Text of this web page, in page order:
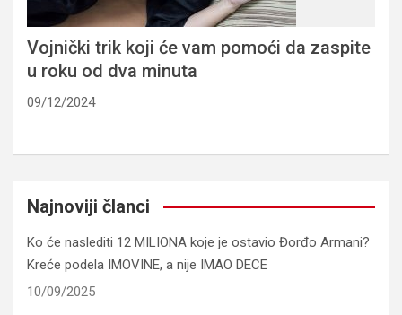
Vojnički trik koji će vam pomoći da zaspite
u roku od dva minuta
09/12/2024
Najnoviji članci
Ko će naslediti 12 MILIONA koje je ostavio Đorđo Armani?
Kreće podela IMOVINE, a nije IMAO DECE
10/09/2025